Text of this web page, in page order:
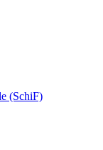
(SchiF)